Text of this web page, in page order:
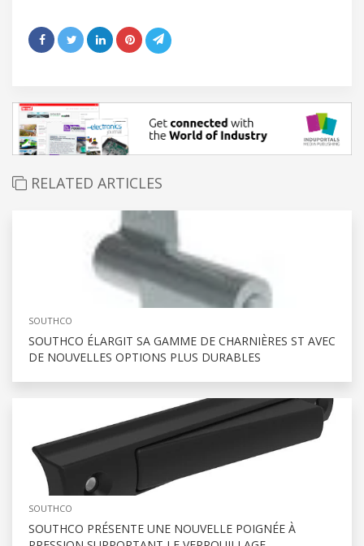
RELATED ARTICLES
SOUTHCO
SOUTHCO ÉLARGIT SA GAMME DE CHARNIÈRES ST AVEC
DE NOUVELLES OPTIONS PLUS DURABLES
SOUTHCO
SOUTHCO PRÉSENTE UNE NOUVELLE POIGNÉE À